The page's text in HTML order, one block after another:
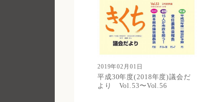
2019年02月01日
平成30年度(2018年度)議会だ
より Vol.53〜Vol.56